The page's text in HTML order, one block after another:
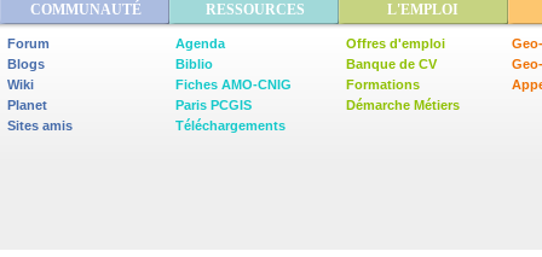
COMMUNAUTÉ RESSOURCES L'EMPLOI
Forum
Blogs
Wiki
Planet
Sites amis
Agenda
Biblio
Fiches AMO-CNIG
Paris PCGIS
Téléchargements
Offres d'emploi
Banque de CV
Formations
Démarche Métiers